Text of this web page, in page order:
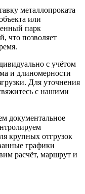
металлопроката
или
парк
что позволяет
с учётом
и длиномерности
Для уточнения
с нашими
документальное
крупных отгрузок
графики
расчёт, маршрут и